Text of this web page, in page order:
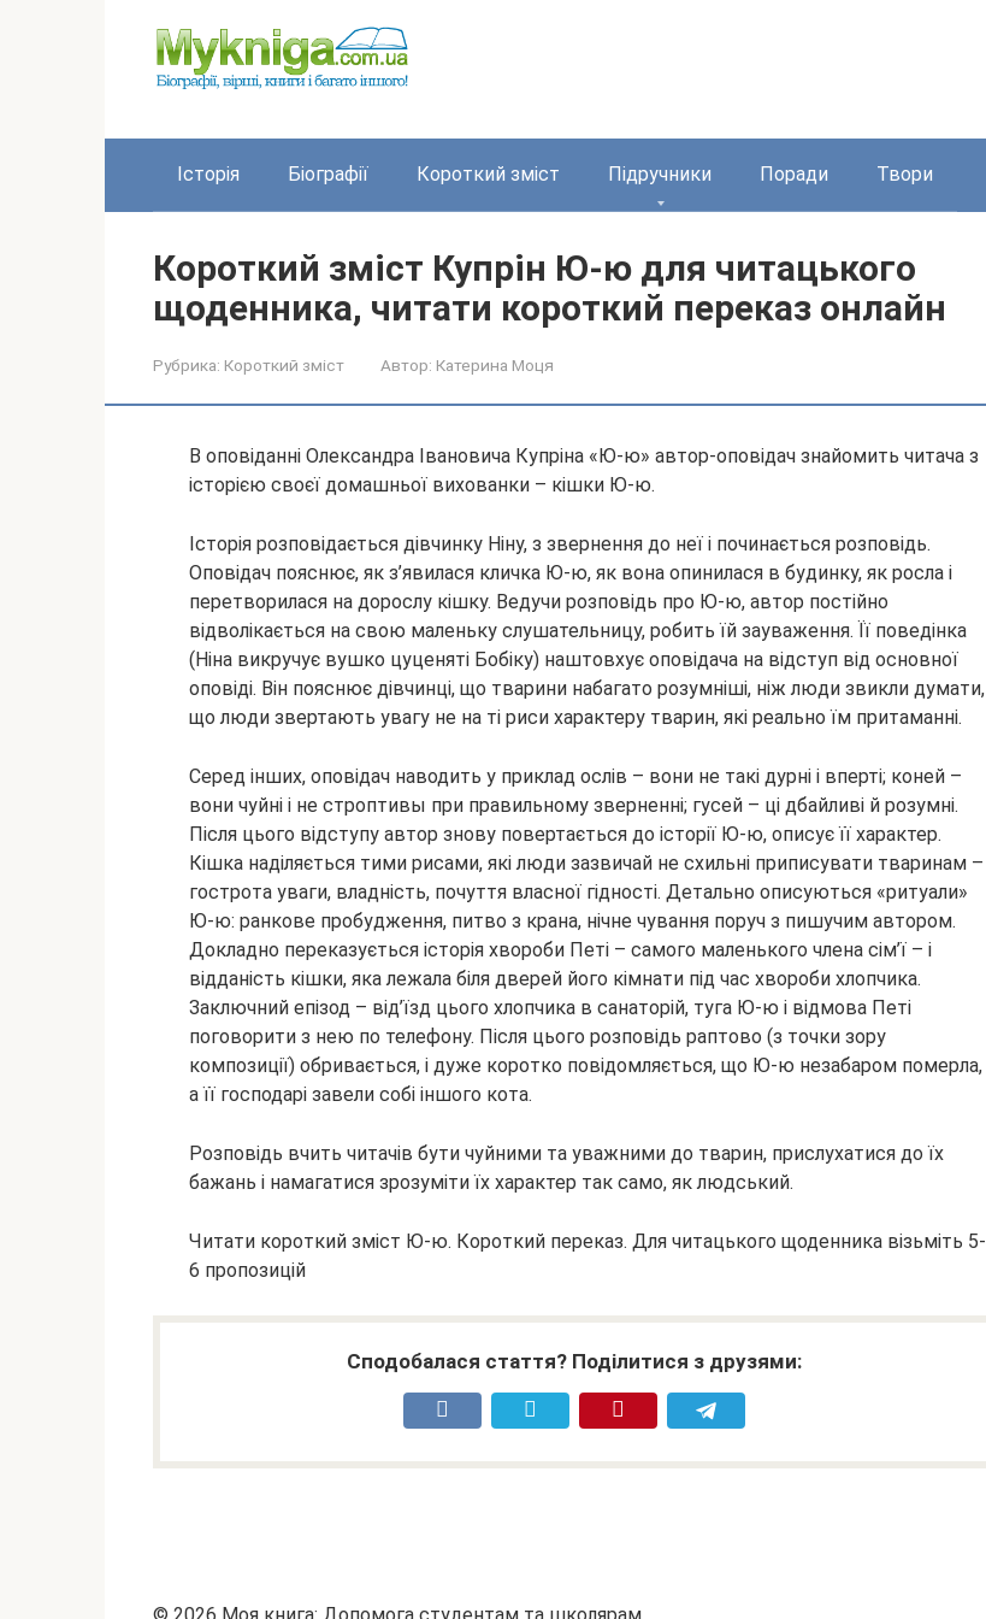
Історія Біографії Короткий зміст Підручники Поради Твори
Короткий зміст Купрін Ю-ю для читацького
щоденника, читати короткий переказ онлайн
Рубрика: Короткий зміст Автор: Катерина Моця
В оповіданні Олександра Івановича Купріна «Ю-ю» автор-оповідач знайомить читача з
історією своєї домашньої вихованки – кішки Ю-ю.
Історія розповідається дівчинку Ніну, з звернення до неї і починається розповідь.
Оповідач пояснює, як з’явилася кличка Ю-ю, як вона опинилася в будинку, як росла і
перетворилася на дорослу кішку. Ведучи розповідь про Ю-ю, автор постійно
відволікається на свою маленьку слушательницу, робить їй зауваження. Її поведінка
(Ніна викручує вушко цуценяті Бобіку) наштовхує оповідача на відступ від основної
оповіді. Він пояснює дівчинці, що тварини набагато розумніші, ніж люди звикли думати,
що люди звертають увагу не на ті риси характеру тварин, які реально їм притаманні.
Серед інших, оповідач наводить у приклад ослів – вони не такі дурні і вперті; коней –
вони чуйні і не строптивы при правильному зверненні; гусей – ці дбайливі й розумні.
Після цього відступу автор знову повертається до історії Ю-ю, описує її характер.
Кішка наділяється тими рисами, які люди зазвичай не схильні приписувати тваринам –
гострота уваги, владність, почуття власної гідності. Детально описуються «ритуали»
Ю-ю: ранкове пробудження, питво з крана, нічне чування поруч з пишучим автором.
Докладно переказується історія хвороби Петі – самого маленького члена сім’ї – і
відданість кішки, яка лежала біля дверей його кімнати під час хвороби хлопчика.
Заключний епізод – від’їзд цього хлопчика в санаторій, туга Ю-ю і відмова Петі
поговорити з нею по телефону. Після цього розповідь раптово (з точки зору
композиції) обривається, і дуже коротко повідомляється, що Ю-ю незабаром померла,
а її господарі завели собі іншого кота.
Розповідь вчить читачів бути чуйними та уважними до тварин, прислухатися до їх
бажань і намагатися зрозуміти їх характер так само, як людський.
Читати короткий зміст Ю-ю. Короткий переказ. Для читацького щоденника візьміть 5-
6 пропозицій
Сподобалася стаття? Поділитися з друзями: